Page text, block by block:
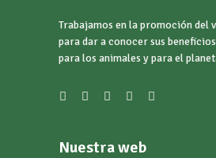
Trabajamos en la promoción del
para dar a conocer sus
para los animales y para el
Nuestra web